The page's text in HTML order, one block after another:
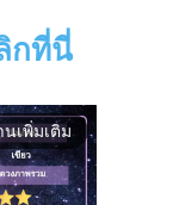
กที่นี่
นเพิ่มเติม